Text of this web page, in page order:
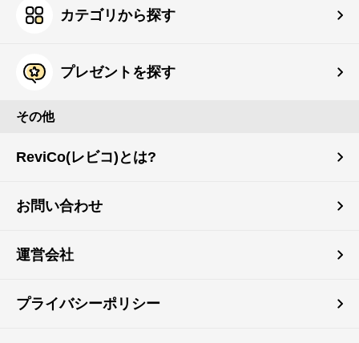
カテゴリから探す
プレゼントを探す
その他
ReviCo(レビコ)とは?
お問い合わせ
運営会社
プライバシーポリシー